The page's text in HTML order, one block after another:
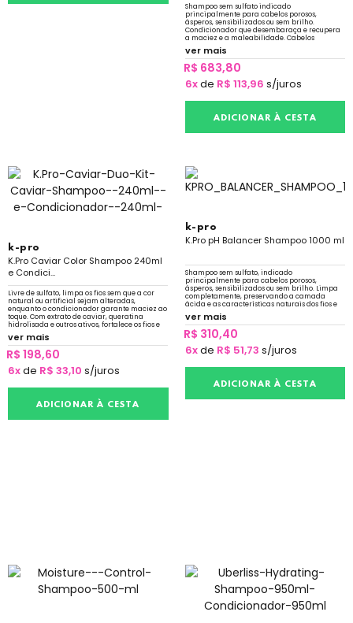
Shampoo sem sulfato indicado
principalmente para cabelos porosos,
ásperos, sensibilizados ou sem brilho.
Condicionador que desembaraça e recupera
a maciez e a maleabilidade. Cabelos
nutridos, cutículas alinhadas e brilho intenso.
Com proteção solar
ver mais
R$ 683,80
6xde R$ 113,96 s/juros
ADICIONAR À CESTA
k-pro
K.Pro Caviar Color Shampoo 240ml
e Condici...
Livre de sulfato, limpa os fios sem que a cor
natural ou artificial sejam alteradas,
enquanto o condicionador garante maciez ao
toque. Com extrato de caviar, queratina
hidrolisada e outros ativos, fortalece os fios e
garante brilho intenso.
ver mais
R$ 198,60
6xde R$ 33,10 s/juros
ADICIONAR À CESTA
k-pro
K.Pro pH Balancer Shampoo 1000 ml
Shampoo sem sulfato, indicado
principalmente para cabelos porosos,
ásperos, sensibilizados ou sem brilho. Limpa
completamente, preservando a camada
ácida e as características naturais dos fios e
do couro cabeludo. Cabelos leves, nutridos e
brilhantes
ver mais
R$ 310,40
6xde R$ 51,73 s/juros
ADICIONAR À CESTA